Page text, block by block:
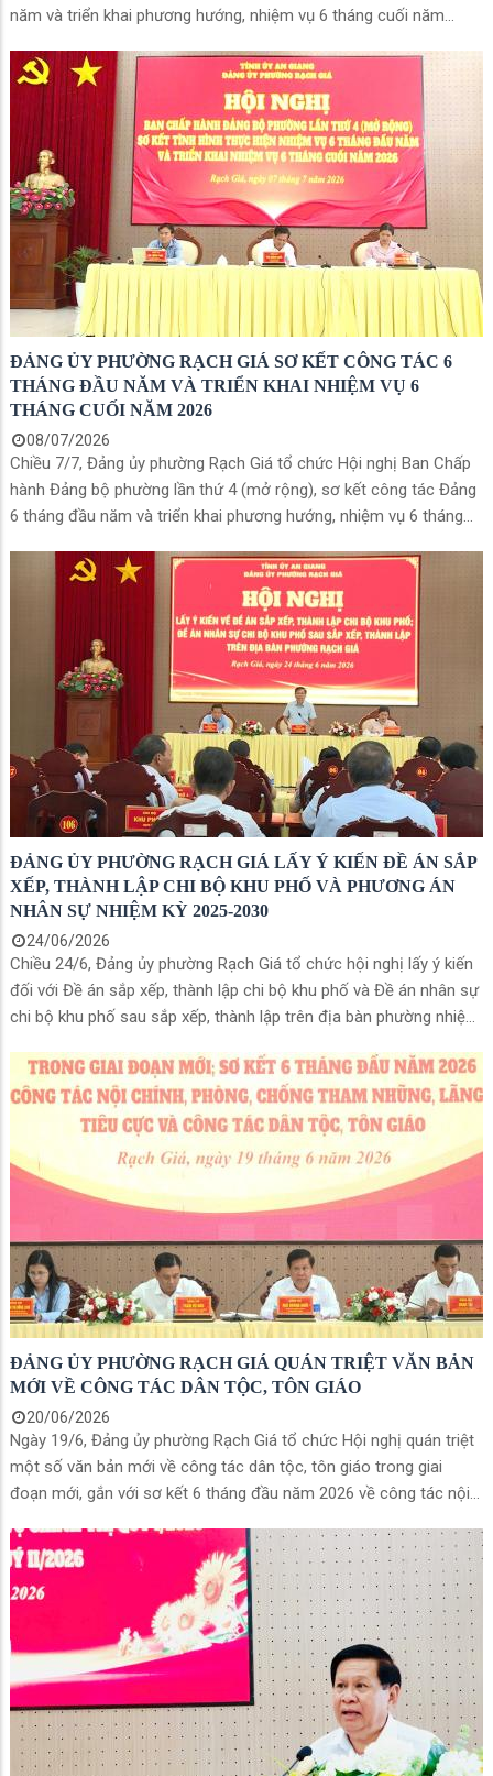
năm và triển khai phương hướng, nhiệm vụ 6 tháng cuối năm
Đảng ủy, Chủ tịch HĐND phường, Bí thư Đảng ủy các cơ quan
Đảng và đồng chí Danh Tài, Ủy viên Ban Thường vụ Đảng ủy,
Trưởng Ban Xây dựng Đảng Đảng ủy phường, Phó Bí thư Đảng ủy
các cơ quan Đảng chủ trì hội nghị. Dự và chỉ đạo hội nghị có
đồng chí Mai Hoàng Khởi, Ủy viên Ban Thường vụ Tỉnh ủy, Bí thư
Đảng ủy phường.
ĐẢNG ỦY PHƯỜNG RẠCH GIÁ SƠ KẾT CÔNG TÁC 6
THÁNG ĐẦU NĂM VÀ TRIỂN KHAI NHIỆM VỤ 6
THÁNG CUỐI NĂM 2026
08/07/2026
Chiều 7/7, Đảng ủy phường Rạch Giá tổ chức Hội nghị Ban Chấp
hành Đảng bộ phường lần thứ 4 (mở rộng), sơ kết công tác Đảng
6 tháng đầu năm và triển khai phương hướng, nhiệm vụ 6 tháng
Tỉnh ủy, Bí thư Đảng ủy phường cùng Thường trực Đảng ủy chủ trì
hội nghị. Tham dự có đồng chí Lê Phú Thạnh, Tỉnh ủy viên, Phó
Giám đốc Công an tỉnh; lãnh đạo các cơ quan tham mưu, giúp
việc Tỉnh ủy; Tổ giúp việc theo dõi, chỉ đạo Đảng bộ phường; các
đồng chí Ban Chấp hành Đảng bộ phường cùng lãnh đạo các cơ
quan, đơn vị và bí thư các chi, đảng bộ trực thuộc.
ĐẢNG ỦY PHƯỜNG RẠCH GIÁ LẤY Ý KIẾN ĐỀ ÁN SẮP
XẾP, THÀNH LẬP CHI BỘ KHU PHỐ VÀ PHƯƠNG ÁN
NHÂN SỰ NHIỆM KỲ 2025-2030
24/06/2026
Chiều 24/6, Đảng ủy phường Rạch Giá tổ chức hội nghị lấy ý kiến
đối với Đề án sắp xếp, thành lập chi bộ khu phố và Đề án nhân sự
chi bộ khu phố sau sắp xếp, thành lập trên địa bàn phường nhiệm
vụ Tỉnh ủy, Bí thư Đảng ủy phường; Nguyễn Thị Hoàn Xuân, Phó Bí
thư Thường trực Đảng ủy, Chủ tịch HĐND phường và Bùi Trung
Thực, Phó Bí thư Đảng ủy, Chủ tịch UBND phường đồng chủ trì hội
nghị. Tham dự còn có các đồng chí Ủy viên Ban Thường vụ Đảng
ủy phường, lãnh đạo Ban Xây dựng Đảng, Công an phường cùng
bí thư, phó bí thư 61 chi bộ khu phố trên địa bàn.
ĐẢNG ỦY PHƯỜNG RẠCH GIÁ QUÁN TRIỆT VĂN BẢN
MỚI VỀ CÔNG TÁC DÂN TỘC, TÔN GIÁO
20/06/2026
Ngày 19/6, Đảng ủy phường Rạch Giá tổ chức Hội nghị quán triệt
một số văn bản mới về công tác dân tộc, tôn giáo trong giai
đoạn mới, gắn với sơ kết 6 tháng đầu năm 2026 về công tác nội
dân tộc, tôn giáo. Đồng chí Mai Hoàng Khởi- Ủy viên Ban Thường
vụ Tỉnh ủy, Bí thư Đảng ủy phường chủ trì hội nghị.